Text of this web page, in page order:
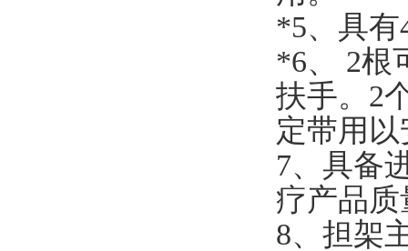
*5、具有
*6、 2根
扶手。2
定带用
7、具备
疗产品
8、担架